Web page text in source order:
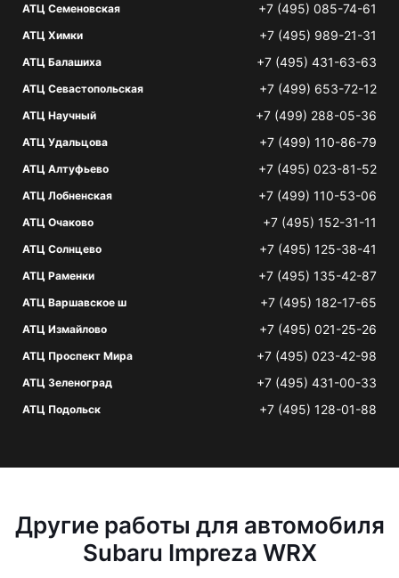
АТЦ Семеновская +7 (495) 085-74-61
АТЦ Химки +7 (495) 989-21-31
АТЦ Балашиха +7 (495) 431-63-63
АТЦ Севастопольская +7 (499) 653-72-12
АТЦ Научный +7 (499) 288-05-36
АТЦ Удальцова +7 (499) 110-86-79
АТЦ Алтуфьево +7 (495) 023-81-52
АТЦ Лобненская +7 (499) 110-53-06
АТЦ Очаково +7 (495) 152-31-11
АТЦ Солнцево +7 (495) 125-38-41
АТЦ Раменки +7 (495) 135-42-87
АТЦ Варшавское ш +7 (495) 182-17-65
АТЦ Измайлово +7 (495) 021-25-26
АТЦ Проспект Мира +7 (495) 023-42-98
АТЦ Зеленоград +7 (495) 431-00-33
АТЦ Подольск +7 (495) 128-01-88
Другие работы для автомобиля
Subaru Impreza WRX